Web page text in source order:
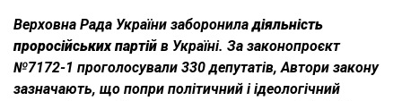
Верховна Рада України заборониладіяльність
проросійських партій в Україні. За законопроєкт
№7172-1 проголосували 330 депутатів, Автори закону
зазначають, що попри політичний і ідеологічний